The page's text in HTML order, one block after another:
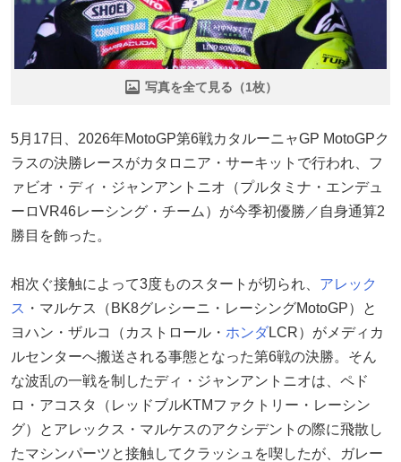
写真を全て見る（1枚）
5月17日、2026年MotoGP第6戦カタルーニャGP MotoGPク
ラスの決勝レースがカタロニア・サーキットで行われ、フ
ァビオ・ディ・ジャンアントニオ（プルタミナ・エンデュ
ーロVR46レーシング・チーム）が今季初優勝／自身通算2
勝目を飾った。
相次ぐ接触によって3度ものスタートが切られ、 アレック
ス ・マルケス（BK8グレシーニ・レーシングMotoGP）と
ヨハン・ザルコ（カストロール・ ホンダLCR）がメディカ
ルセンターへ搬送される事態となった第6戦の決勝。そん
な波乱の一戦を制したディ・ジャンアントニオは、ペド
ロ・アコスタ（レッドブルKTMファクトリー・レーシン
グ）とアレックス・マルケスのアクシデントの際に飛散し
たマシンパーツと接触してクラッシュを喫したが、ガレー